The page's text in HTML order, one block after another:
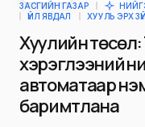
ЗАСГИЙН ГАЗАР
ҮЙЛ ЯВДАЛ
ХУУЛЬ ЭРХ ЗҮЙ
Хуулийн
хэрэглээний
автоматаар
баримтлана